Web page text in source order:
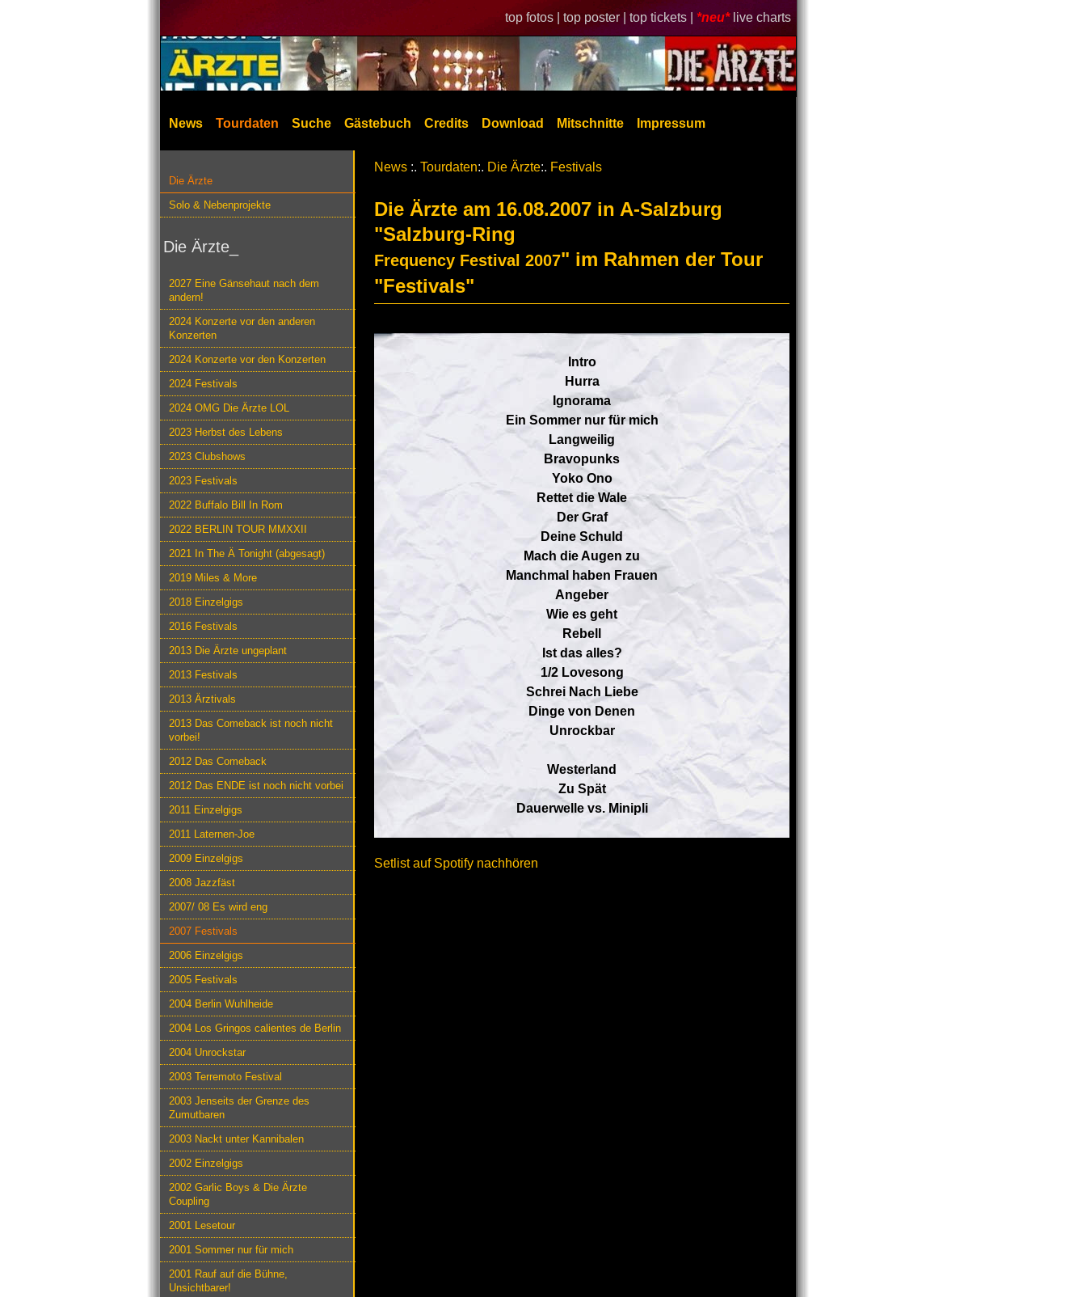
top fotos | top poster | top tickets | *neu* live charts
News Tourdaten Suche Gästebuch Credits Download Mitschnitte Impressum
Die Ärzte
Solo & Nebenprojekte
Die Ärzte_
2027 Eine Gänsehaut nach dem
andern!
2024 Konzerte vor den anderen
Konzerten
2024 Konzerte vor den Konzerten
2024 Festivals
2024 OMG Die Ärzte LOL
2023 Herbst des Lebens
2023 Clubshows
2023 Festivals
2022 Buffalo Bill In Rom
2022 BERLIN TOUR MMXXII
2021 In The Ä Tonight (abgesagt)
2019 Miles & More
2018 Einzelgigs
2016 Festivals
2013 Die Ärzte ungeplant
2013 Festivals
2013 Ärztivals
2013 Das Comeback ist noch nicht
vorbei!
2012 Das Comeback
2012 Das ENDE ist noch nicht vorbei
2011 Einzelgigs
2011 Laternen-Joe
2009 Einzelgigs
2008 Jazzfäst
2007/ 08 Es wird eng
2007 Festivals
2006 Einzelgigs
2005 Festivals
2004 Berlin Wuhlheide
2004 Los Gringos calientes de Berlin
2004 Unrockstar
2003 Terremoto Festival
2003 Jenseits der Grenze des
Zumutbaren
2003 Nackt unter Kannibalen
2002 Einzelgigs
2002 Garlic Boys & Die Ärzte
Coupling
2001 Lesetour
2001 Sommer nur für mich
2001 Rauf auf die Bühne,
Unsichtbarer!
News :. Tourdaten:. Die Ärzte:. Festivals
Die Ärzte am 16.08.2007 in A-Salzburg
"Salzburg-Ring
Frequency Festival 2007" im Rahmen der Tour
"Festivals"
Intro
Hurra
Ignorama
Ein Sommer nur für mich
Langweilig
Bravopunks
Yoko Ono
Rettet die Wale
Der Graf
Deine Schuld
Mach die Augen zu
Manchmal haben Frauen
Angeber
Wie es geht
Rebell
Ist das alles?
1/2 Lovesong
Schrei Nach Liebe
Dinge von Denen
Unrockbar
Westerland
Zu Spät
Dauerwelle vs. Minipli
Setlist auf Spotify nachhören